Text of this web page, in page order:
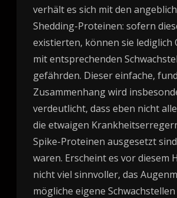
verhält es sich mit den
Shedding-Proteinen: sofern
existierten, können sie lediglich
mit entsprechenden
gefährden. Dieser einfache,
Zusammenhang wird
verdeutlicht, dass eben nicht
die etwaigen
Spike-Proteinen ausgesetzt
waren. Erscheint es vor diesem
nicht viel sinnvoller, das
mögliche eigene